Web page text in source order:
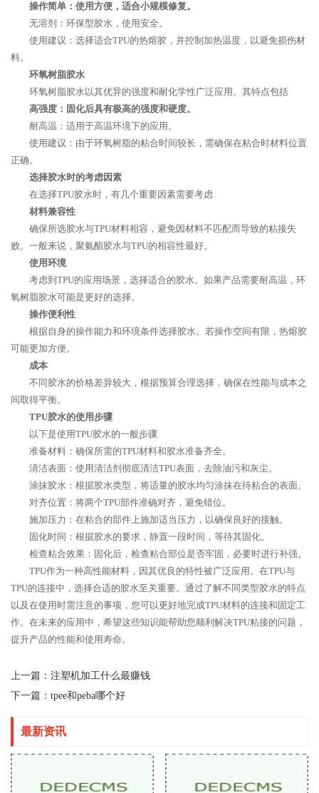
操作简单：使用方便，适合小规模修复。
无溶剂：环保型胶水，使用安全。
使用建议：选择适合TPU的热熔胶，并控制加热温度，以避免损伤材
料。
环氧树脂胶水
环氧树脂胶水以其优异的强度和耐化学性广泛应用。其特点包括
高强度：固化后具有极高的强度和硬度。
耐高温：适用于高温环境下的应用。
使用建议：由于环氧树脂的粘合时间较长，需确保在粘合时材料位置
正确。
选择胶水时的考虑因素
在选择TPU胶水时，有几个重要因素需要考虑
材料兼容性
确保所选胶水与TPU材料相容，避免因材料不匹配而导致的粘接失
败。一般来说，聚氨酯胶水与TPU的相容性最好。
使用环境
考虑到TPU的应用场景，选择适合的胶水。如果产品需要耐高温，环
氧树脂胶水可能是更好的选择。
操作便利性
根据自身的操作能力和环境条件选择胶水。若操作空间有限，热熔胶
可能更加方便。
成本
不同胶水的价格差异较大，根据预算合理选择，确保在性能与成本之
间取得平衡。
TPU胶水的使用步骤
以下是使用TPU胶水的一般步骤
准备材料：确保所需的TPU材料和胶水准备齐全。
清洁表面：使用清洁剂彻底清洁TPU表面，去除油污和灰尘。
涂抹胶水：根据胶水类型，将适量的胶水均匀涂抹在待粘合的表面。
对齐位置：将两个TPU部件准确对齐，避免错位。
施加压力：在粘合的部件上施加适当压力，以确保良好的接触。
固化时间：根据胶水的要求，静置一段时间，等待其固化。
检查粘合效果：固化后，检查粘合部位是否牢固，必要时进行补强。
TPU作为一种高性能材料，因其优良的特性被广泛应用。在TPU与
TPU的连接中，选择合适的胶水至关重要。通过了解不同类型胶水的特点
以及在使用时需注意的事项，您可以更好地完成TPU材料的连接和固定工
作。在未来的应用中，希望这些知识能帮助您顺利解决TPU粘接的问题，
提升产品的性能和使用寿命。
上一篇： 注塑机加工什么最赚钱
下一篇： tpee和peba哪个好
最新资讯